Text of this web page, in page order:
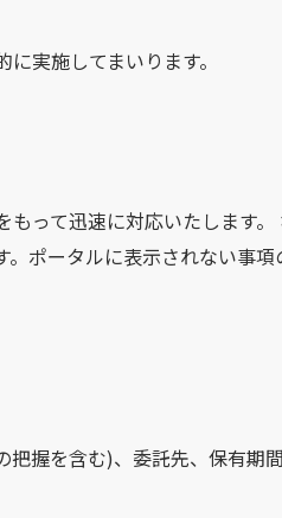
実施してまいります。
って迅速に対応いたします
ポータルに表示されない事
握を含む)、委託先、保有期